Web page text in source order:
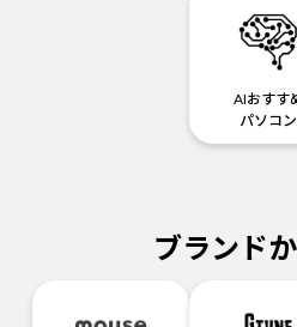
AIおすす
パソコン
ブランド